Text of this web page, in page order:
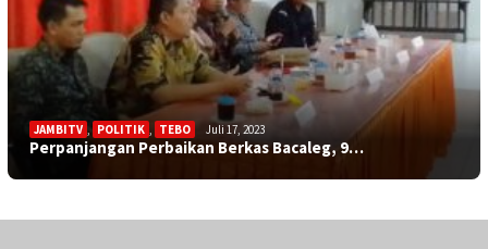
JAMBITV , POLITIK , TEBO Juli 17, 2023
Perpanjangan Perbaikan Berkas Bacaleg, 9…